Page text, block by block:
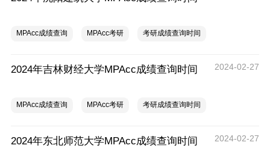
MPAcc成绩查询 MPAcc考研 考研成绩查询时间
2024年吉林财经大学MPAcc成绩查询时间 2024-02-27
MPAcc成绩查询 MPAcc考研 考研成绩查询时间
2024年东北师范大学MPAcc成绩查询时间 2024-02-27